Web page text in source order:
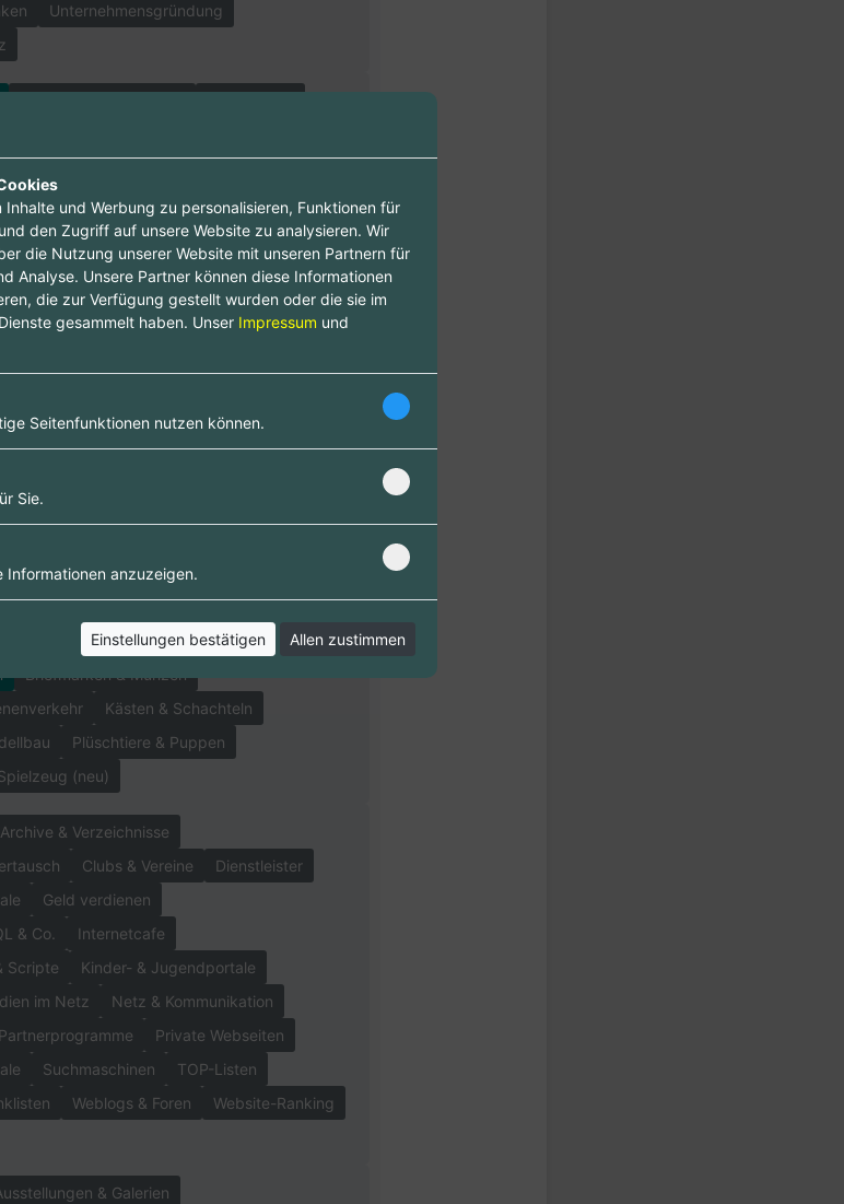
Unternehmensgründung
Detekteien
Presse & Medien
Transport & Logistik
Werbeagenturen Zäune & Tore
Begleitagenturen
Esoterik & Wellness
& Konzerte
Orte & Events
ums Pferd Shoppen
Tiernahrung
Briefmarken & Münzen
Kästen & Schachteln
Plüschtiere & Puppen
(neu)
& Verzeichnisse
Clubs & Vereine
Dienstleister
Geld verdienen
& Co.
Internetcafe
Scripte
Kinder- & Jugendportale
im Netz
Netz & Kommunikation
Partnerprogramme
Private Webseiten
Suchmaschinen
TOP-Listen
Weblogs & Foren
Website-Ranking
& Galerien
und Werbung zu personalisieren, Funktionen für
den Zugriff auf unsere Website zu analysieren. Wir
die Nutzung unserer Website mit unseren Partnern für
Analyse. Unsere Partner können diese Informationen
die zur Verfügung gestellt wurden oder die sie im
gesammelt haben. Unser Impressum und
Seitenfunktionen nutzen können.
Sie.
Informationen anzuzeigen.
Einstellungen bestätigen Allen zustimmen